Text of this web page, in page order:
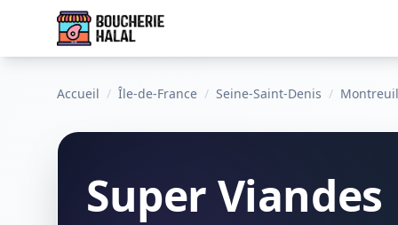
Accueil / Île-de-France / Seine-Saint-Denis /
Super Viandes